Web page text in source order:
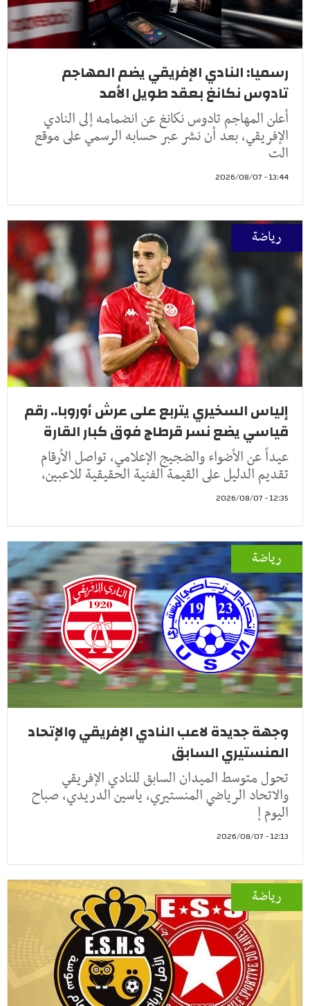
رسميا: النادي الإفريقي يضم المهاجم
تادوس نكانغ بعقد طويل الأمد
أعلن المهاجم تادوس نكانغ عن انضمامه إلى النادي
الإفريقي، بعد أن نشر عبر حسابه الرسمي على موقع
الت
13:44 - 2026/08/07
رياضة
إلياس السخيري يتربع على عرش أوروبا.. رقم
قياسي يضع نسر قرطاج فوق كبار القارة
عيداً عن الأضواء والضجيج الإعلامي، تواصل الأرقام
تقديم الدليل على القيمة الفنية الحقيقية للاعبين،
12:35 - 2026/08/07
رياضة
وجهة جديدة لاعب النادي الإفريقي والإتحاد
المنستيري السابق
تحول متوسط الميدان السابق للنادي الإفريقي
والاتحاد الرياضي المنستيري، ياسين الدريدي، صباح
اليوم إ
12:13 - 2026/08/07
رياضة